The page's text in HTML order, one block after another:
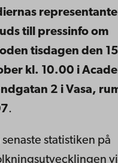
till pressinfo om
tisdagen den 15
kl. 10.00 i
2 i Vasa,
.
senaste statistiken på